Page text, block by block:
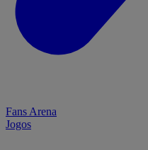
Fans Arena
Jogos